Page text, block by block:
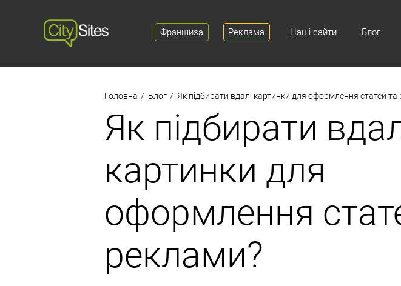
Франшиза Реклама Наші сайти Блог
Головна Блог Як підбирати вдалі картинки для оформлення статей та
Як підбирати
картинки для
оформлення
реклами?